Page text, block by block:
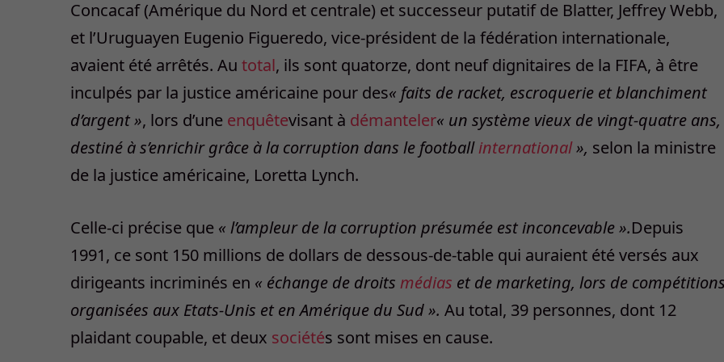
Concacaf (Amérique du Nord et centrale) et successeur putatif de Blatter, Jeffrey Webb,
et l’Uruguayen Eugenio Figueredo, vice-président de la fédération internationale,
avaient été arrêtés. Au total, ils sont quatorze, dont neuf dignitaires de la FIFA, à être
inculpés par la justice américaine pour des« faits de racket, escroquerie et blanchiment
d’argent », lors d’une enquêtevisant à démanteler« un système vieux de vingt-quatre ans,
destiné à s’enrichir grâce à la corruption dans le footballinternational», selon la ministre
de la justice américaine, Loretta Lynch.
Celle-ci précise que « l’ampleur de la corruption présumée est inconcevable ».Depuis
1991, ce sont 150 millions de dollars de dessous-de-table qui auraient été versés aux
dirigeants incriminés en « échange de droits médias et de marketing, lors de
organisées aux Etats-Unis et en Amérique du Sud ». Au total, 39 personnes, dont 12
plaidant coupable, et deux sociétés sont mises en cause.